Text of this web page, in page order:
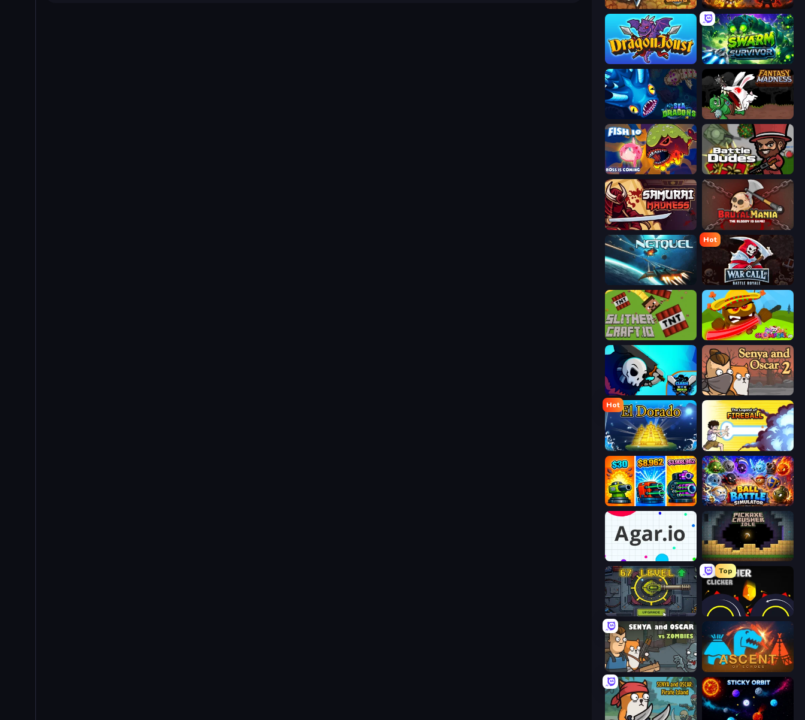
MiniGiants.io Knife.io
Dragon Joust (.io) Swarm Survivor
SeaDragons.io Fantasy Madness
Fish IO BattleDudes.io
Samurai Madness BrutalMania.io (Brutal Mania)
Netquel
Hot
WarCall.io
SlitherCraft.io Chompers.io
Clash of Skulls Senya and Oscar 2
Hot
El Dorado Lite Legend Of Fireball
Pumpkin Defense: Merge Cannon Ball Battle Simulator
Agar.io Pickaxe Crusher Idle
Tank Evolution
Top
Crusher Clicker
Senya and Oscar vs Zombies Ascent of Echoes